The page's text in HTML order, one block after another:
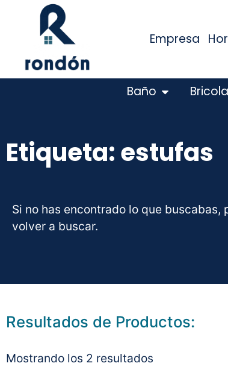
Empresa
Baño
Etiqueta: estufas
Si no has encontrado lo que buscabas,
volver a buscar.
Resultados de Productos:
Mostrando los 2 resultados